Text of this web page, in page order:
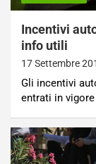
Incentivi
info utili
17 Settembre
Gli incentivi
entrati in